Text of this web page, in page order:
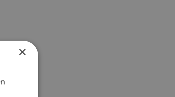
×